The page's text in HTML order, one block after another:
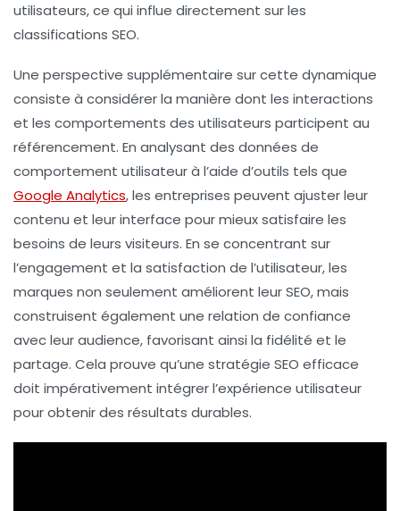
utilisateurs, ce qui influe directement sur les
classifications SEO.
Une perspective supplémentaire sur cette dynamique
consiste à considérer la manière dont les interactions
et les comportements des utilisateurs participent au
référencement. En analysant des données de
comportement utilisateur à l’aide d’outils tels que
Google Analytics, les entreprises peuvent ajuster leur
contenu et leur interface pour mieux satisfaire les
besoins de leurs visiteurs. En se concentrant sur
l’engagement et la satisfaction de l’utilisateur, les
marques non seulement améliorent leurSEO, mais
construisent également une relation de confiance
avec leur audience, favorisant ainsi la fidélité et le
partage. Cela prouve qu’une stratégie SEO efficace
doit impérativement intégrer l’expérience utilisateur
pour obtenir des résultats durables.